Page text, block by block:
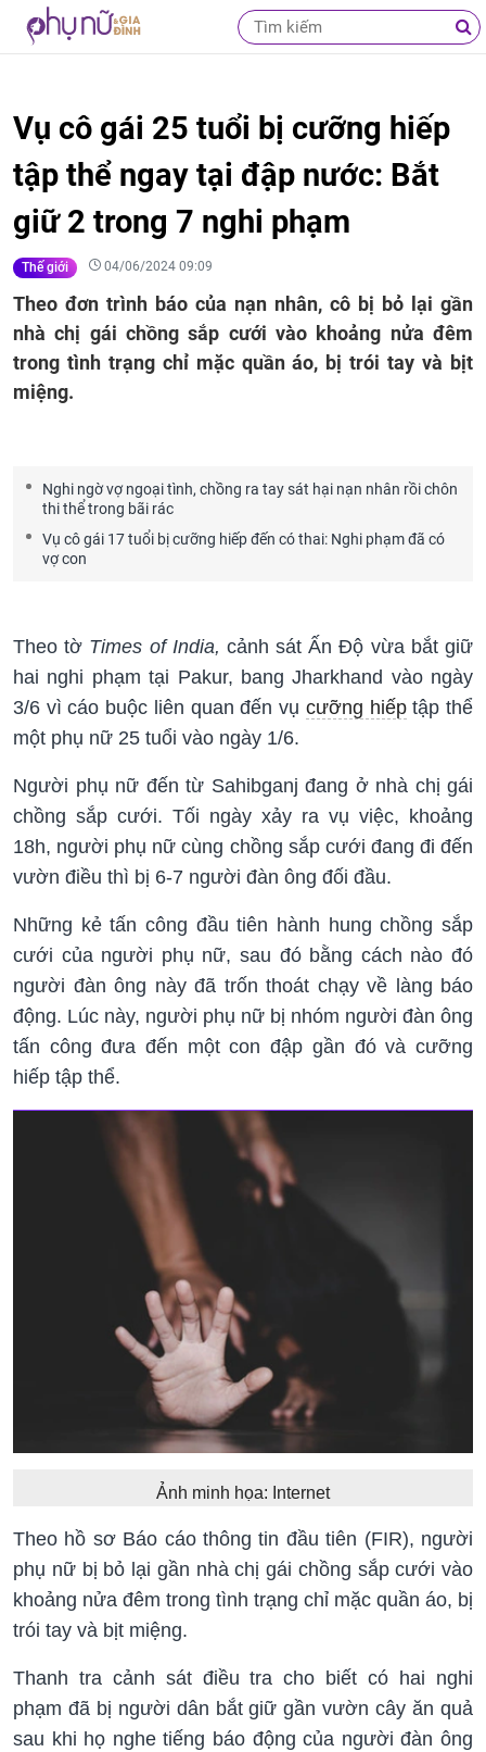
Vụ cô gái 25 tuổi bị cưỡng hiếp
tập thể ngay tại đập nước: Bắt
giữ 2 trong 7 nghi phạm
Thế giới 04/06/2024 09:09
Theo đơn trình báo của nạn nhân, cô bị bỏ lại gần
nhà chị gái chồng sắp cưới vào khoảng nửa đêm
trong tình trạng chỉ mặc quần áo, bị trói tay và bịt
miệng.
Nghi ngờ vợ ngoại tình, chồng ra tay sát hại nạn nhân rồi chôn
thi thể trong bãi rác
Vụ cô gái 17 tuổi bị cưỡng hiếp đến có thai: Nghi phạm đã có
vợ con
Theo tờ Times of India, cảnh sát Ấn Độ vừa bắt giữ
hai nghi phạm tại Pakur, bang Jharkhand vào ngày
3/6 vì cáo buộc liên quan đến vụ cưỡng hiếptập thể
một phụ nữ 25 tuổi vào ngày 1/6.
Người phụ nữ đến từ Sahibganj đang ở nhà chị gái
chồng sắp cưới. Tối ngày xảy ra vụ việc, khoảng
18h, người phụ nữ cùng chồng sắp cưới đang đi đến
vườn điều thì bị 6-7 người đàn ông đối đầu.
Những kẻ tấn công đầu tiên hành hung chồng sắp
cưới của người phụ nữ, sau đó bằng cách nào đó
người đàn ông này đã trốn thoát chạy về làng báo
động. Lúc này, người phụ nữ bị nhóm người đàn ông
tấn công đưa đến một con đập gần đó và cưỡng
hiếp tập thể.
Ảnh minh họa: Internet
Theo hồ sơ Báo cáo thông tin đầu tiên (FIR), người
phụ nữ bị bỏ lại gần nhà chị gái chồng sắp cưới vào
khoảng nửa đêm trong tình trạng chỉ mặc quần áo, bị
trói tay và bịt miệng.
Thanh tra cảnh sát điều tra cho biết có hai nghi
phạm đã bị người dân bắt giữ gần vườn cây ăn quả
sau khi họ nghe tiếng báo động của người đàn ông